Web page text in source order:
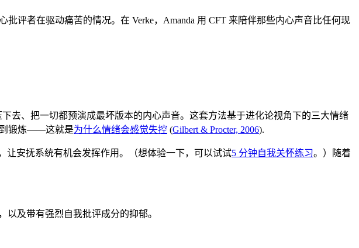
者在驱动痛苦的情况。在 Verke，Amanda 用 CFT 来陪伴那些内心声音比任何现
去、把一切都预演成最坏版本的内心声音。这套方法基于进化论视角下的三大情绪
到锻炼——这就是为什么情绪会感觉失控 (Gilbert & Procter, 2006).
安抚系统有机会发挥作用。（想体验一下，可以试试5 分钟自我关怀练习。）随着
及带有强烈自我批评成分的抑郁。